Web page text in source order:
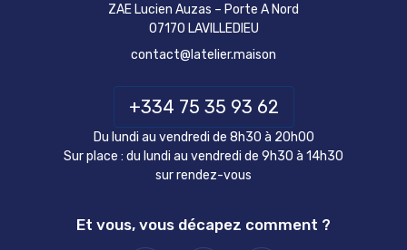
ZAE Lucien Auzas – Porte A Nord
07170 LAVILLEDIEU
contact@latelier.maison
+334 75 35 93 62
Du lundi au vendredi de 8h30 à 20h00
Sur place : du lundi au vendredi de 9h30 à 14h30
sur rendez-vous
Et vous, vous décapez comment ?